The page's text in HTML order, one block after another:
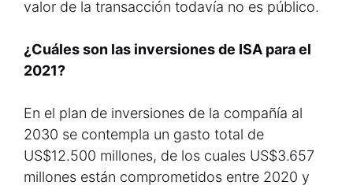
valor de la transacción todavía no es público.
¿Cuáles son las inversiones de ISA para el
2021?
En el plan de inversiones de la compañía al
2030 se contempla un gasto total de
US$12.500 millones, de los cuales US$3.657
millones están comprometidos entre 2020 y